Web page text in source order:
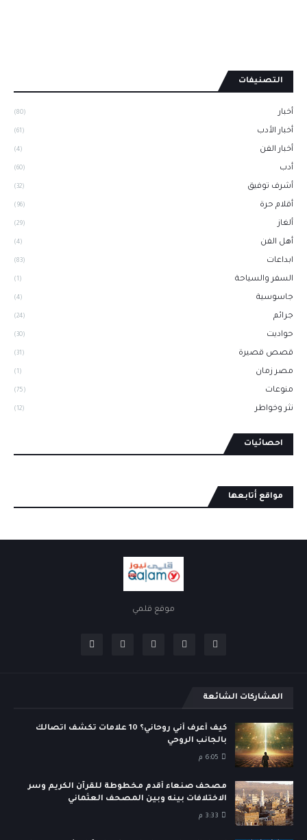
التصنيفات
أخبار (80)
أخبار الأدب (61)
أخبار الفن (4)
أدب (60)
أشرف توفيق (32)
أقلام حرة (96)
ألغاز (29)
أهل الفن (4)
ابداعات (83)
السفر والسياحة (1)
جاسوسية (4)
جرائم (24)
حواديت (30)
قصص قصيرة (31)
مصر زمان (1)
منوعات (75)
نثر وخواطر (12)
احصائيات
مواقع أتابعها
موقع قلمي
المشاركات الشائعة
كيف أعرف أني روحاني؟ 10 علامات تكشف اتصالك
بالجانب الروحي
6:05 م
مصحف صنعاء أقدم مخطوطة للقرآن الكريم وسر
الاختلافات بينه وبين المصحف العثماني
3:33 م